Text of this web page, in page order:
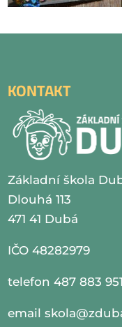
KONTAKT
Základní škola
Dlouhá 113
471 41 Dubá
IČO 48282979
telefon 487 883
email